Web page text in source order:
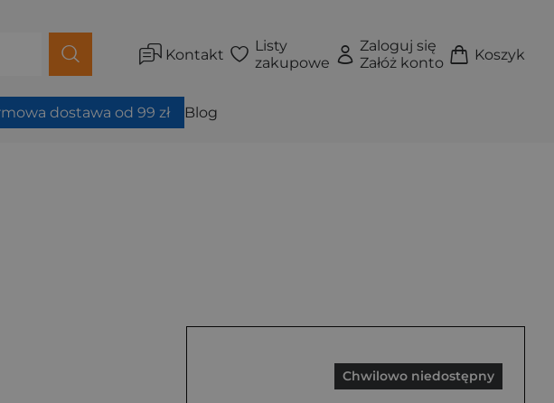
Kontakt
Listy
zakupowe
Zaloguj się
Załóż konto
Koszyk
dostawa od 99 zł Blog
Chwilowo niedostępny